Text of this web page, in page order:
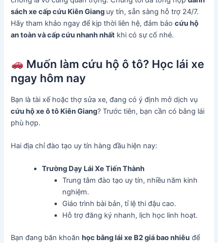
sách xe cấp cứu Kiên Giang uy tín, sẵn sàng hỗ trợ 24/7.
Hãy tham khảo ngay để kịp thời liên hệ, đảm bảocứu hộ
an toàn và cấp cứu nhanh nhất khi có sự cố nhé.
Muốn làm cứu hộ ô tô? Học lái xe
ngay hôm nay
Bạn là tài xế hoặc thợ sửa xe, đang có ý định mở dịch vụ
cứu hộ xe ô tô Kiên Giang? Trước tiên, bạn cần có bằng lái
phù hợp.
Hai địa chỉ đào tạo uy tín hàng đầu hiện nay:
Trường Dạy Lái Xe Tiến Thành
Trung tâm đào tạo uy tín, nhiều năm kinh
nghiệm.
Giáo trình bài bản, tỉ lệ thi đậu cao.
Hỗ trợ đăng ký nhanh, lịch học linh hoạt.
Bạn đang băn khoănhọc bằng lái xe B2 giá bao nhiêu để